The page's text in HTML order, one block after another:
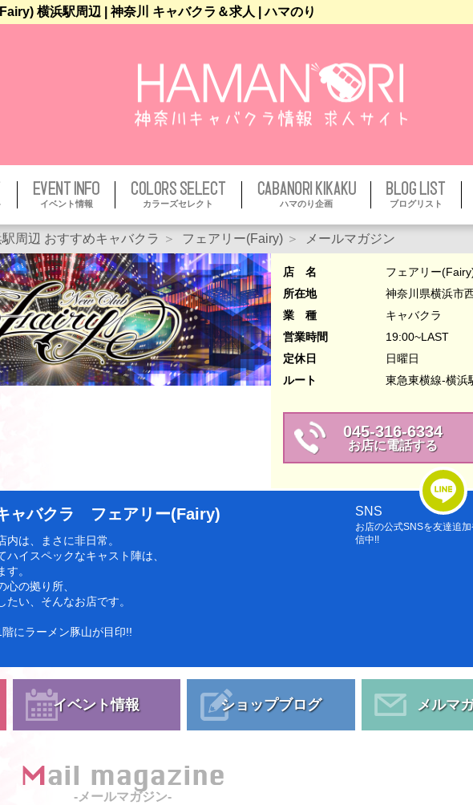
横浜駅周辺 | 神奈川 キャバクラ＆求人 | ハマのり
イベント情報 カラーズセレクト ハマのり企画 ブログリスト
周辺 おすすめキャバクラ フェアリー(Fairy) メールマガジン
店 名
フェアリー
所在地
神奈川県横浜市
業 種
キャバクラ
営業時間
19:00~LAST
定休日
日曜日
ルート
東急東横線-横浜
045-316-6334
お店に電話する
ャバクラ フェアリー(Fairy)
は、まさに非日常。
イスペックなキャスト陣は、
。
の拠り所、
い、そんなお店です。
にラーメン豚山が目印!!
SNS
お店の公式SNSを友達追
信中!!
イベント情報 ショップブログ メルマ
Mail magazine
-メールマガジン-